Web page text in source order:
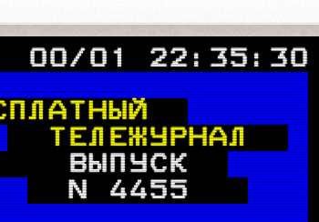
00/01 22:35:30
ТЕЛЕЖУРНАЛ
  ВЫПУСК
N 4455